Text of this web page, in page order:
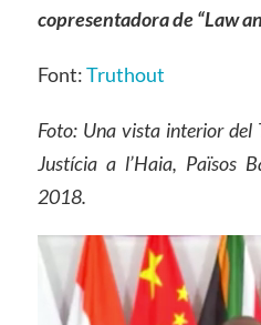
copresentadora de “Law
Font:Truthout
Foto: Una vista interior del
Justícia a l’Haia, Països
2018.
Reproductor
de
vídeo